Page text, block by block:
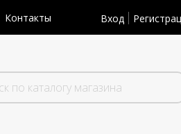
Контакты Вход